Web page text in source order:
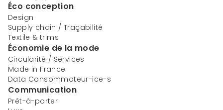
Éco conception
Design
Supply chain / Traçabilité
Textile & trims
Économie de la mode
Circularité / Services
Made in France
Data Consommateur-ice-s
Communication
Prêt-à-porter